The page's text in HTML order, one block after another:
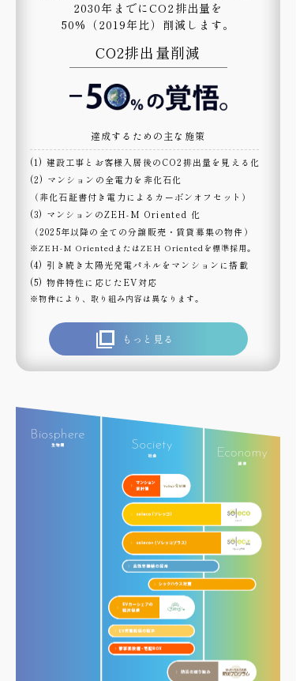
2030年までにCO2排出量を
50%（2019年比）削減します。
CO2排出量削減
達成するための主な施策
(1) 建設工事とお客様入居後のCO2排出量を見える化
(2) マンションの全電力を非化石化
（非化石証書付き電力によるカーボンオフセット）
(3) マンションのZEH-M Oriented 化
（2025年以降の全ての分譲販売・賃貸募集の物件）
※ZEH-M OrientedまたはZEH Orientedを標準採用。
(4) 引き続き太陽光発電パネルをマンションに搭載
(5) 物件特性に応じたEV対応
※物件により、取り組み内容は異なります。
もっと見る